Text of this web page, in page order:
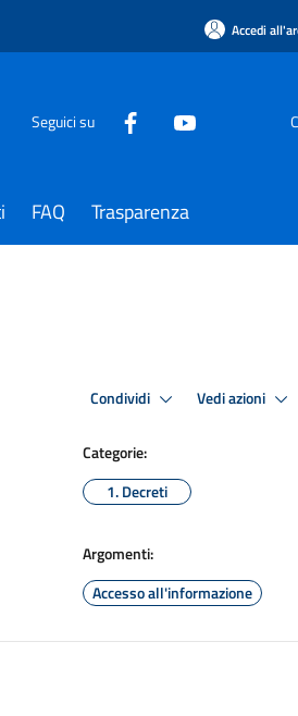
Accedi
Seguici su
FAQ Trasparenza
Condividi Vedi azioni
Categorie:
1. Decreti
Argomenti:
Accesso all'informazione